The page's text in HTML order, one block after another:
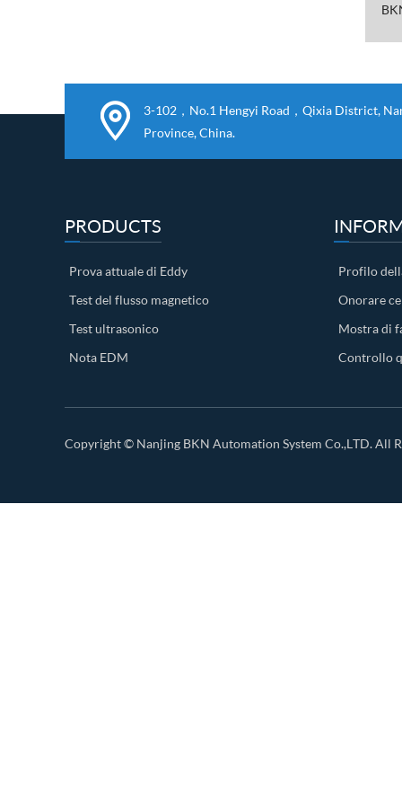
3-102，No.1 Hengyi Road，Qixia District,
Province, China.
PRODUCTS
Prova attuale di Eddy
Test del flusso magnetico
Test ultrasonico
Nota EDM
Profilo
Onorare
Mostra di
Controllo
Copyright © Nanjing BKN Automation System Co.,LTD.All